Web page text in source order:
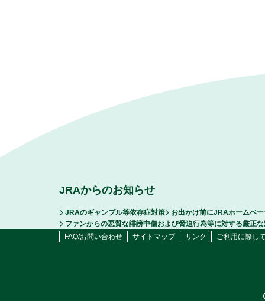
JRAからのお知らせ
JRAのギャンブル等依存症対策
お出かけ前にJRAホームペ
ファンからの悪質な誹謗中傷および脅迫行為等に対する厳正
FAQ/お問い合わせ
サイトマップ リンク ご利用に際し